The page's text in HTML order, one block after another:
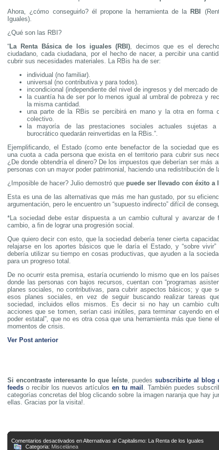
Ahora, ¿cómo conseguirlo? él propone la herramienta de la RBI
Iguales).
¿Qué son las RBI?
“La Renta Básica de los iguales (RBI), decimos que es el
ciudadano, cada ciudadana, por el hecho de nacer, a percibir una
cubrir sus necesidades materiales. La RBis ha de ser:
individual (no familiar).
universal (no contributiva y para todos).
incondicional (independiente del nivel de ingresos y del mercado
la cuantía ha de ser por lo menos igual al umbral de pobreza y
la misma cantidad.
una parte de la RBis se percibirá en mano y la otra en forma
colectivo.
la mayoría de las prestaciones sociales actuales sujetas
burocrático quedarán reinvertidas en la RBis.”.
Ejemplificando, el Estado (como ente benefactor de la sociedad que
una cuota a cada persona que exista en el territorio para cubrir sus
¿De donde obtendría el dinero? De los impuestos que deberían ser más
personas con un mayor poder patrimonial, haciendo una redistribución de
¿Imposible de hacer? Julio demostró que puede ser llevado con éxito a
Esta es una de las alternativas que más me han gustado, por su
argumentación, pero le encuentro un “supuesto indirecto” difícil de
*La sociedad debe estar dispuesta a un cambio cultural y avanzar de
cambio, a fin de lograr una progresión social.
Que quiero decir con esto, que la sociedad debería tener cierta
relajarse en los aportes básicos que le daría el Estado, y “sobre
debería utilizar su tiempo en cosas productivas, que ayuden a la
para un progreso total.
De no ocurrir esta premisa, estaría ocurriendo lo mismo que en los
donde las personas con bajos recursos, cuentan con “programas
planes sociales, no contributivas, para cubrir aspectos básicos; y que
esos planes sociales, en vez de seguir buscando realizar tareas
sociedad, incluidos ellos mismos. Es decir si no hay un cambio
acciones que se tomen, serían casi inútiles, para terminar cayendo en
poder estatal”, que no es otra cosa que una herramienta más que tiene
momentos de crisis.
Ver Post anterior
Si encontraste interesante lo que leíste , puedessubscribirte al blog
feeds o recibir los nuevos artículosen tu mail . También puedes
categorías concretas del blog clicando sobre la imagen naranja que hay
ellas. Gracias por la visita!.
Comentarios desactivados en Alternativas al Capitalismo: La Renta de los Iguales
Categoria: Miscelánea